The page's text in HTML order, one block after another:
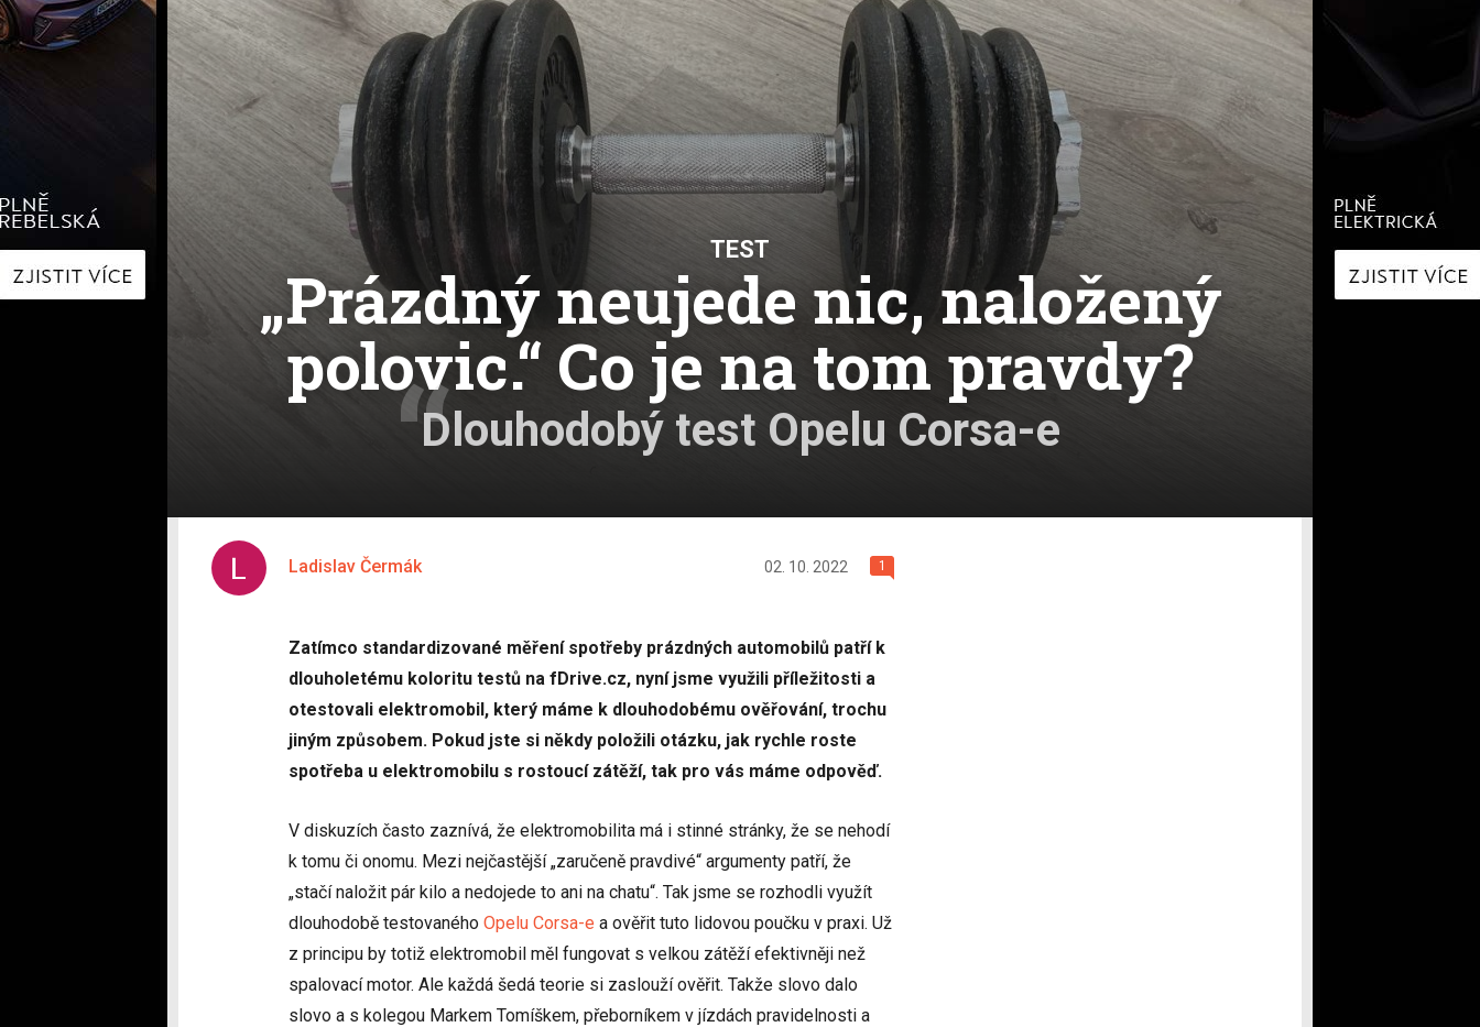
Hyundai
Kia
Mercedes-Benz
Peugeot
Renault
Škoda
Tesla
Volkswagen
Ostatní
Hyundai
Kia
Lexus
Mercedes-Benz
Renault
Škoda
Toyota
Volkswagen
Volvo
Ostatní
Eco-Rally
Ostatní
Autonomní řízení
Carsharing
Systémy a technologie
Veřejná doprava
Nabíjení a nabíjecí
stanice
Redakční články
Ostatní
Zaostřeno na spotřebu
fNews
Nabíjíme elektromobil
Technologie v autech
Historie elektromobilů
TEST
„Prázdný neujede nic, naložený
polovic.“ Co je na tom pravdy?
Dlouhodobý test Opelu Corsa-e
Ladislav Čermák 02. 10. 2022 1
Zatímco standardizované měření spotřeby prázdných automobilů patří k
dlouholetému koloritu testů na fDrive.cz, nyní jsme využili příležitosti a
otestovali elektromobil, který máme k dlouhodobému ověřování, trochu
jiným způsobem. Pokud jste si někdy položili otázku, jak rychle roste
spotřeba u elektromobilu s rostoucí zátěží, tak pro vás máme odpověď.
V diskuzích často zaznívá, že elektromobilita má i stinné stránky, že se nehodí
k tomu či onomu. Mezi nejčastější „zaručeně pravdivé“ argumenty patří, že
„stačí naložit pár kilo a nedojede to ani na chatu“. Tak jsme se rozhodli využít
dlouhodobě testovaného Opelu Corsa-e a ověřit tuto lidovou poučku v praxi. Už
z principu by totiž elektromobil měl fungovat s velkou zátěží efektivněji než
spalovací motor. Ale každá šedá teorie si zaslouží ověřit. Takže slovo dalo
slovo a s kolegou Markem Tomíškem, přeborníkem v jízdách pravidelnosti a